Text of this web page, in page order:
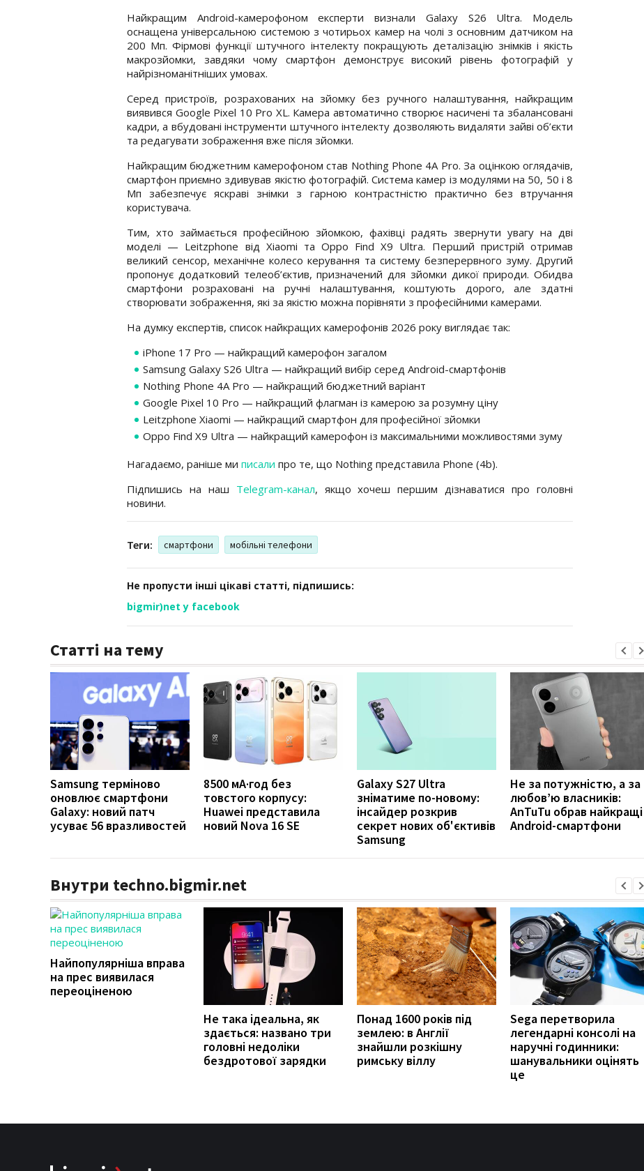
Найкращим Android-камерофоном експерти визнали Galaxy S26 Ultra. Модель
оснащена універсальною системою з чотирьох камер на чолі з основним датчиком на
200 Мп. Фірмові функції штучного інтелекту покращують деталізацію знімків і якість
макрозйомки, завдяки чому смартфон демонструє високий рівень фотографій у
найрізноманітніших умовах.
Серед пристроїв, розрахованих на зйомку без ручного налаштування, найкращим
виявився Google Pixel 10 Pro XL. Камера автоматично створює насичені та збалансовані
кадри, а вбудовані інструменти штучного інтелекту дозволяють видаляти зайві об’єкти
та редагувати зображення вже після зйомки.
Найкращим бюджетним камерофоном став Nothing Phone 4A Pro. За оцінкою оглядачів,
смартфон приємно здивував якістю фотографій. Система камер із модулями на 50, 50 і 8
Мп забезпечує яскраві знімки з гарною контрастністю практично без втручання
користувача.
Тим, хто займається професійною зйомкою, фахівці радять звернути увагу на дві
моделі — Leitzphone від Xiaomi та Oppo Find X9 Ultra. Перший пристрій отримав
великий сенсор, механічне колесо керування та систему безперервного зуму. Другий
пропонує додатковий телеоб’єктив, призначений для зйомки дикої природи. Обидва
смартфони розраховані на ручні налаштування, коштують дорого, але здатні
створювати зображення, які за якістю можна порівняти з професійними камерами.
На думку експертів, список найкращих камерофонів 2026 року виглядає так:
iPhone 17 Pro — найкращий камерофон загалом
Samsung Galaxy S26 Ultra — найкращий вибір серед Android-смартфонів
Nothing Phone 4A Pro — найкращий бюджетний варіант
Google Pixel 10 Pro — найкращий флагман із камерою за розумну ціну
Leitzphone Xiaomi — найкращий смартфон для професійної зйомки
Oppo Find X9 Ultra — найкращий камерофон із максимальними можливостями зуму
Нагадаємо, раніше ми писали про те, що Nothing представила Phone (4b).
Підпишись на наш Telegram-канал, якщо хочеш першим дізнаватися про головні
новини.
Теги: смартфони мобільні телефони
Не пропусти інші цікаві статті, підпишись:
bigmir)net у facebook
Статті на тему
Samsung терміново
оновлює смартфони
Galaxy: новий патч
усуває 56 вразливостей
8500 мА·год без
товстого корпусу:
Huawei представила
новий Nova 16 SE
Galaxy S27 Ultra
зніматиме по-новому:
інсайдер розкрив
секрет нових об'єктивів
Samsung
Не за потужністю, а за
любов’ю власників:
AnTuTu обрав найкращі
Android-смартфони
Внутри techno.bigmir.net
Найпопулярніша вправа
на прес виявилася
переоціненою
Не така ідеальна, як
здається: названо три
головні недоліки
бездротової зарядки
Понад 1600 років під
землею: в Англії
знайшли розкішну
римську віллу
Sega перетворила
легендарні консолі на
наручні годинники:
шанувальники оцінять
це